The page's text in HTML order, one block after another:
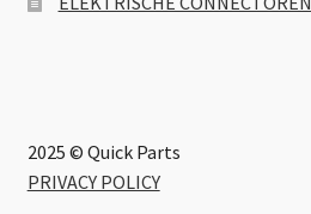
2025 © Quick Parts
PRIVACY POLICY